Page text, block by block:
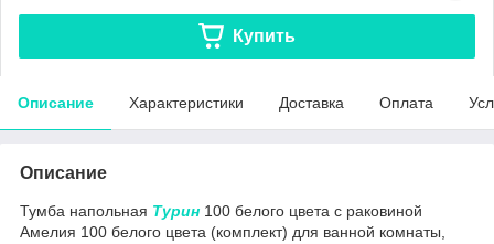
Купить
Описание Характеристики Доставка Оплата
Описание
Тумба напольная Турин 100 белого цвета с раковиной
Амелия 100 белого цвета (комплект) для ванной комнаты,